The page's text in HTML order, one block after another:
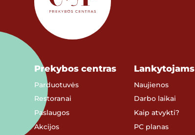
Prekybos centras
Parduotuvės
Restoranai
Paslaugos
Akcijos
Lankytojams
Naujienos
Darbo laikai
Kaip atvykti?
PC planas